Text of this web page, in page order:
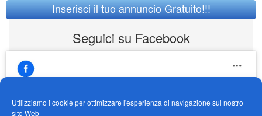
Utilizziamo i cookie per ottimizzare l'esperienza di navigazione sul nostro
sito Web -
Inserisci il tuo annuncio Gratuito!!!
Seguici su Facebook